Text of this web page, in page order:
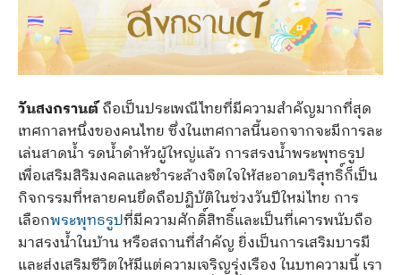
วันสงกรานต์ถือเป็นประเพณีไทยที่มีความสำคัญมากที่สุด
เทศกาลหนึ่งของคนไทย ซึ่งในเทศกาลนี้นอกจากจะมีการละ
เล่นสาดน้ำ รดน้ำดำหัวผู้ใหญ่แล้ว การสรงน้ำพระพุทธรูป
เพื่อเสริมสิริมงคลและชำระล้างจิตใจให้สะอาดบริสุทธิ์ก็เป็น
กิจกรรมที่หลายคนยึดถือปฏิบัติในช่วงวันปีใหม่ไทย การ
เลือกพระพุทธรูปที่มีความศักดิ์สิทธิ์และเป็นที่เคารพนับถือ
มาสรงน้ำในบ้าน หรือสถานที่สำคัญ ยิ่งเป็นการเสริมบารมี
และส่งเสริมชีวิตให้มีแต่ความเจริญรุ่งเรือง ในบทความนี้ เรา